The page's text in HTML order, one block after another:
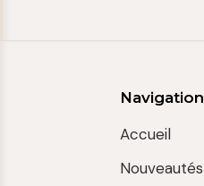
Navigation
Accueil
Nouveautés